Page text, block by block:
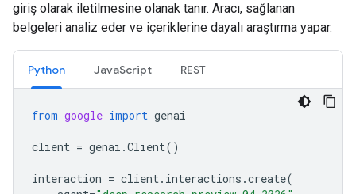
giriş olarak iletilmesine olanak tanır. Aracı, sağlanan
belgeleri analiz eder ve içeriklerine dayalı araştırma yapar.
Python JavaScript REST
from google import genai
client = genai .Client()
interaction = client. interactions .create(